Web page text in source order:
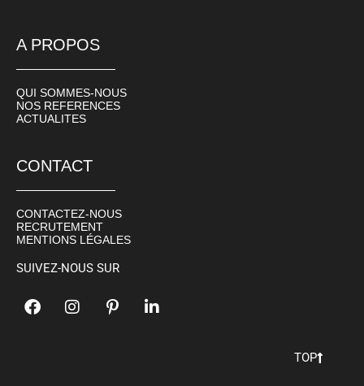
A PROPOS
QUI SOMMES-NOUS
NOS REFERENCES
ACTUALITES
CONTACT
CONTACTEZ-NOUS
RECRUTEMENT
MENTIONS LÉGALES
SUIVEZ-NOUS SUR
TOP